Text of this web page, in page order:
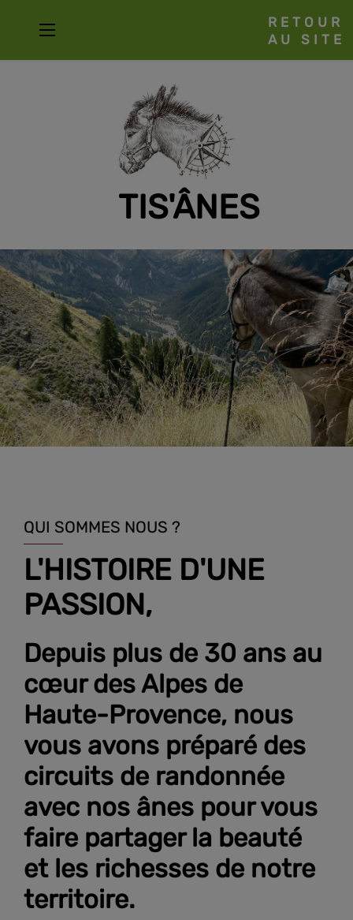
RETOUR
AU SITE
TIS'ÂNES
QUI SOMMES NOUS ?
L'HISTOIRE D'UNE
PASSION,
Depuis plus de 30 ans au
cœur des Alpes de
Haute-Provence, nous
vous avons préparé des
circuits de randonnée
avec nos ânes pour vous
faire partager la beauté
et les richesses de notre
territoire.